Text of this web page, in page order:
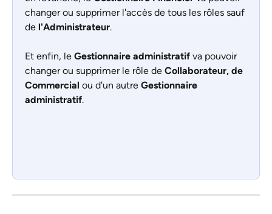
changer ou supprimer l'accès de tous les rôles sauf
de l'Administrateur.
Et enfin, le Gestionnaire administratif va pouvoir
changer ou supprimer le rôle de Collaborateur, de
Commercial ou d'un autre Gestionnaire
administratif.